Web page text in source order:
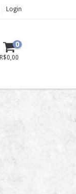
Login
0
R$0,00